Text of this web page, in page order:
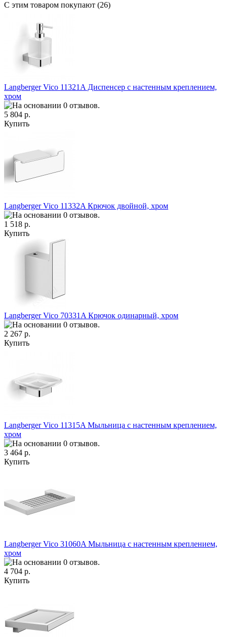
С этим товаром покупают (26)
Langberger Vico 11321A Диспенсер с настенным креплением,
хром
5 804 р.
Купить
Langberger Vico 11332A Крючок двойной, хром
1 518 р.
Купить
Langberger Vico 70331A Крючок одинарный, хром
2 267 р.
Купить
Langberger Vico 11315A Мыльница с настенным креплением,
хром
3 464 р.
Купить
Langberger Vico 31060A Мыльница с настенным креплением,
хром
4 704 р.
Купить